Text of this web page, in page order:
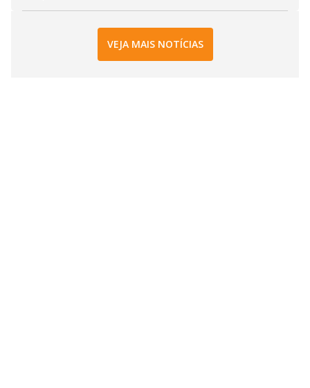
VEJA MAIS NOTÍCIAS